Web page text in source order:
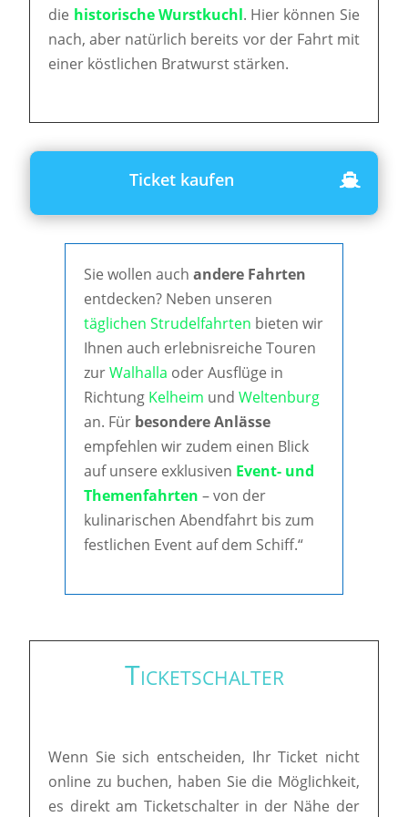
die historische Wurstkuchl. Hier können Sie
nach, aber natürlich bereits vor der Fahrt mit
einer köstlichen Bratwurst stärken.
Ticket kaufen
Sie wollen auch andere Fahrten
entdecken? Neben unseren
täglichen Strudelfahrten bieten wir
Ihnen auch erlebnisreiche Touren
zurWalhalla oder Ausflüge in
Richtung Kelheim und Weltenburg
an. Für besondere Anlässe
empfehlen wir zudem einen Blick
auf unsere exklusiven Event- und
Themenfahrten – von der
kulinarischen Abendfahrt bis zum
festlichen Event auf dem Schiff.“
Ticketschalter
Wenn Sie sich entscheiden, Ihr Ticket nicht
online zu buchen, haben Sie die Möglichkeit,
es direkt am Ticketschalter in der Nähe der